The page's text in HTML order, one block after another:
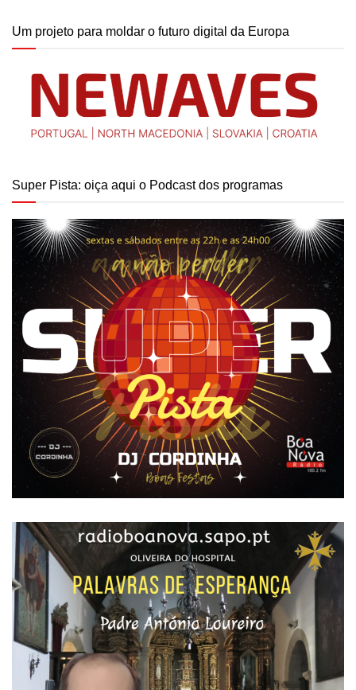
Um projeto para moldar o futuro digital da Europa
Super Pista: oiça aqui o Podcast dos programas